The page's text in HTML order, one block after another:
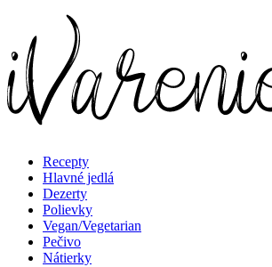
Recepty
Hlavné jedlá
Dezerty
Polievky
Vegan/Vegetarian
Pečivo
Nátierky